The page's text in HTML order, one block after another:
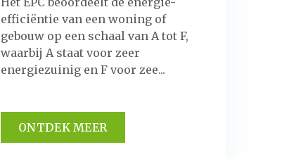
efficiëntie van een woning of
gebouw op een schaal van A tot F,
waarbij A staat voor zeer
energiezuinig en F voor zee...
ONTDEK MEER